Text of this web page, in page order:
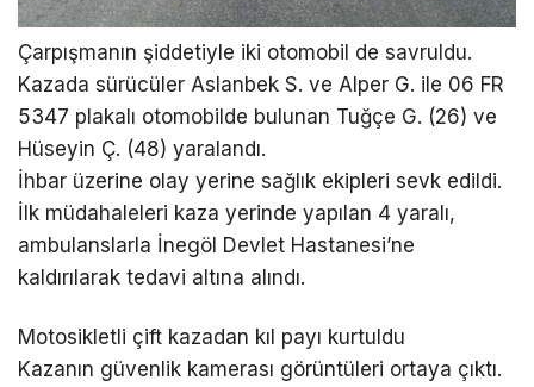
Çarpışmanın şiddetiyle iki otomobil de savruldu.
Kazada sürücüler Aslanbek S. ve Alper G. ile 06 FR
5347 plakalı otomobilde bulunan Tuğçe G. (26) ve
Hüseyin Ç. (48) yaralandı.
İhbar üzerine olay yerine sağlık ekipleri sevk edildi.
İlk müdahaleleri kaza yerinde yapılan 4 yaralı,
ambulanslarla İnegöl Devlet Hastanesi’ne
kaldırılarak tedavi altına alındı.
Motosikletli çift kazadan kıl payı kurtuldu
Kazanın güvenlik kamerası görüntüleri ortaya çıktı.